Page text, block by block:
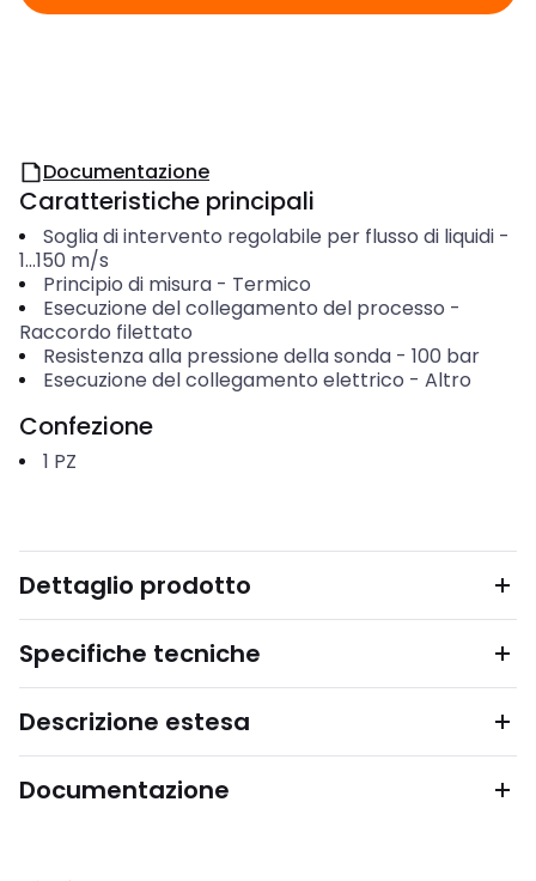
Documentazione
Caratteristiche principali
Soglia di intervento regolabile per flusso di liquidi-
1...150 m/s
Principio di misura- Termico
Esecuzione del collegamento del processo -
Raccordo filettato
Resistenza alla pressione della sonda- 100 bar
Esecuzione del collegamento elettrico - Altro
Confezione
1 PZ
Dettaglio prodotto
Specifiche tecniche
Descrizione estesa
Documentazione